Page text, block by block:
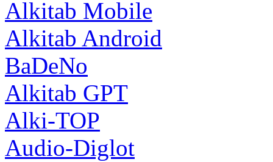
Alkitab Mobile
Alkitab Android
BaDeNo
Alkitab GPT
Alki-TOP
Audio-Diglot